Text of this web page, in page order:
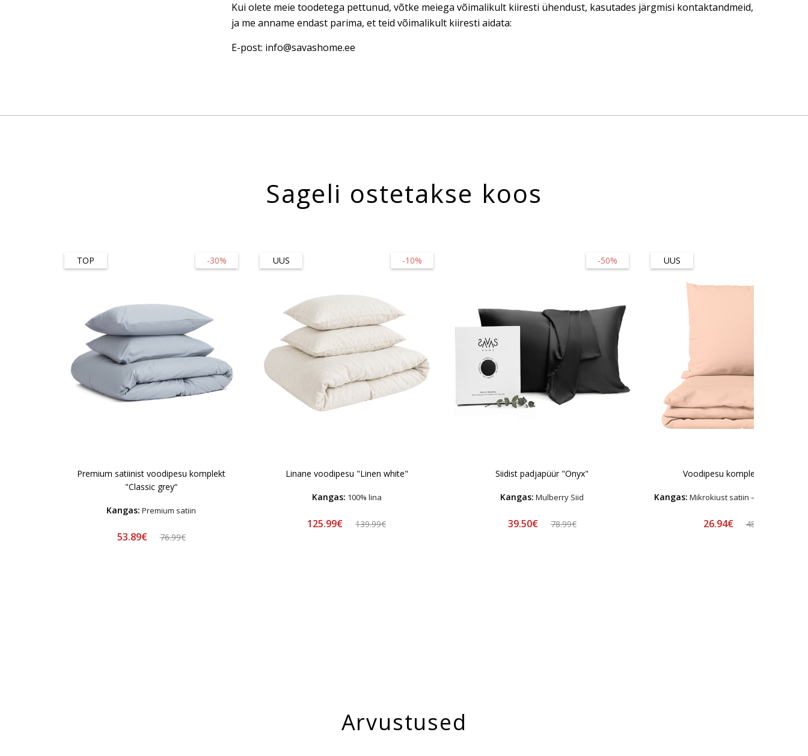
Kui olete meie toodetega pettunud, võtke meiega võimalikult kiiresti ühendust, kasutades järgmisi kontaktandmeid,
ja me anname endast parima, et teid võimalikult kiiresti aidata:
E-post: info@savashome.ee
Sageli ostetakse koos
-30%
TOP
Premium satiinist voodipesu komplekt
"Classic grey“
Kangas: Premium satiin
53.89€ 76.99€
-10%
UUS
Linane voodipesu "Linen white"
Kangas: 100% lina
125.99€ 139.99€
-50%
Siidist padjapüür "Onyx"
Kangas: Mulberry Siid
39.50€ 78.99€
UUS
Voodipesu komplekt "Coral"
Kangas: Mikrokiust satiin –
26.94€ 48.99€
Arvustused